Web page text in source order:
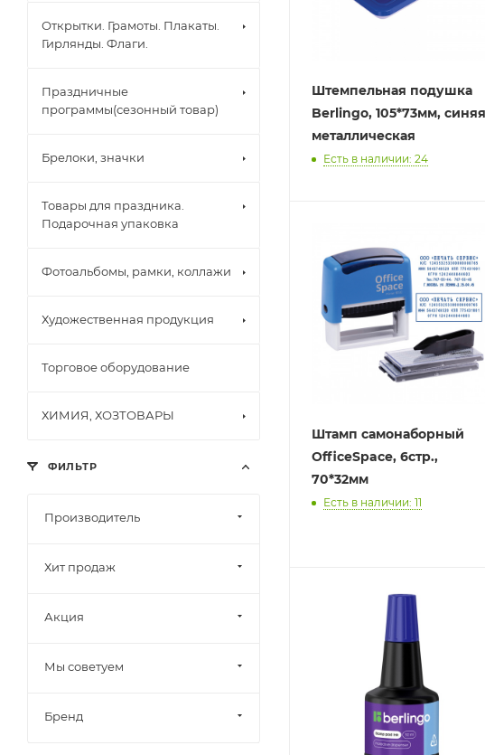
Штемпельная подушка
Berlingo, 105*73мм,
металлическая
Есть в наличии: 24
Штамп самонаборный
OfficeSpace, 6стр.,
70*32мм
Есть в наличии: 11
Открытки. Грамоты. Плакаты.
Гирлянды. Флаги.
Праздничные
программы(сезонный товар)
Брелоки, значки
Товары для праздника.
Подарочная упаковка
Фотоальбомы, рамки, коллажи
Художественная продукция
Торговое оборудование
ХИМИЯ, ХОЗТОВАРЫ
ФИЛЬТР
Производитель
Хит продаж
Акция
Мы советуем
Бренд